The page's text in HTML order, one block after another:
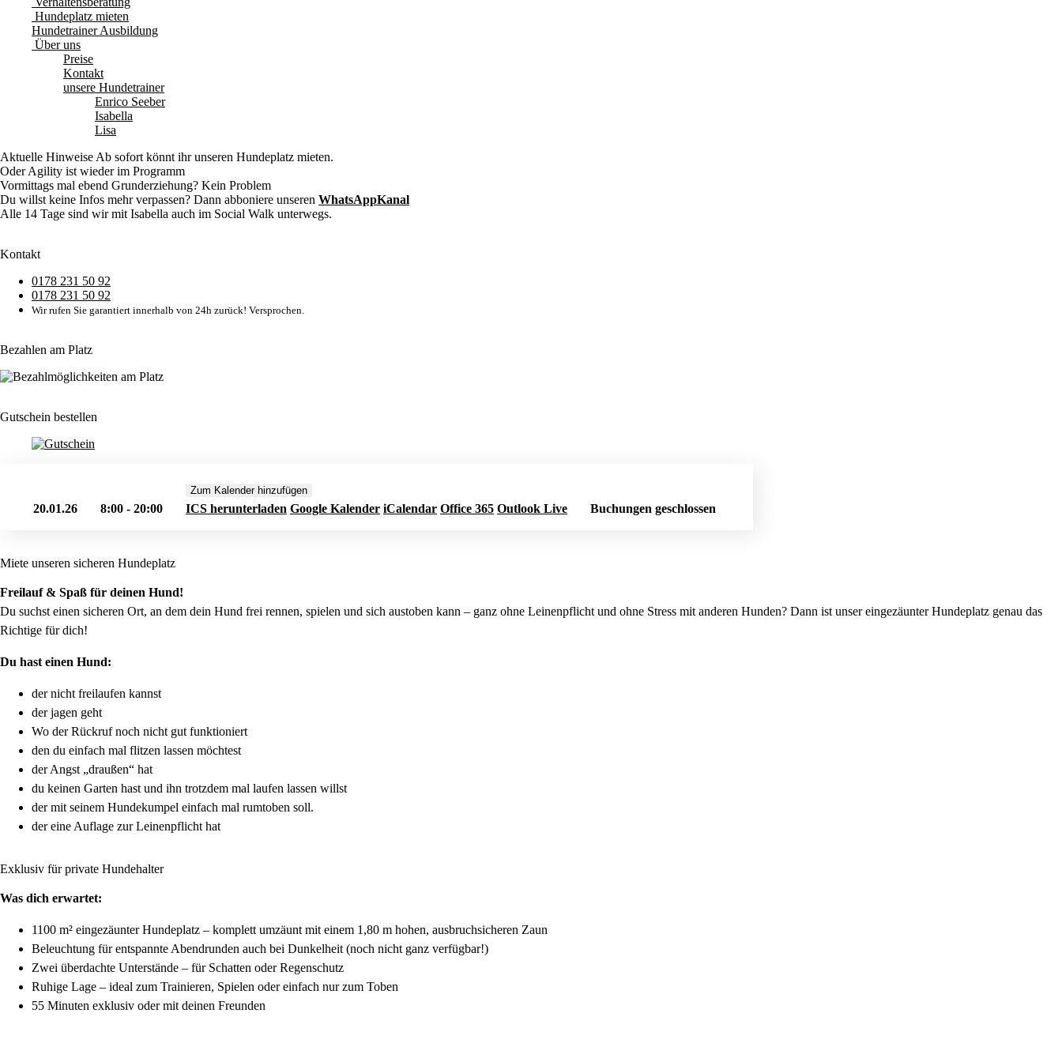
Hundeplatz mieten
Hundetrainer Ausbildung
Über uns
Preise
Kontakt
unsere Hundetrainer
Enrico Seeber
Isabella
Lisa
Aktuelle Hinweise Ab sofort könnt ihr unseren Hundeplatz mieten.
Oder Agility ist wieder im Programm
Vormittags mal ebend Grunderziehung? Kein Problem
Du willst keine Infos mehr verpassen? Dann abboniere unseren WhatsAppKanal
Alle 14 Tage sind wir mit Isabella auch im Social Walk unterwegs.
Kontakt
0178 231 50 92
0178 231 50 92
Wir rufen Sie garantiert innerhalb von 24h zurück! Versprochen.
Bezahlen am Platz
Gutschein bestellen
20.01.26 8:00 - 20:00
Zum Kalender hinzufügen
ICS herunterladen Google Kalender iCalendar Office 365 Outlook Live Buchungen geschlossen
Miete unseren sicheren Hundeplatz
Freilauf & Spaß für deinen Hund!
Du suchst einen sicheren Ort, an dem dein Hund frei rennen, spielen und sich austoben kann – ganz ohne Leinenpflicht und ohne Stress mit anderen Hunden? Dann ist unser eingezäunter Hundeplatz genau das
Richtige für dich!
Du hast einen Hund:
der nicht freilaufen kannst
der jagen geht
Wo der Rückruf noch nicht gut funktioniert
den du einfach mal flitzen lassen möchtest
der Angst „draußen“ hat
du keinen Garten hast und ihn trotzdem mal laufen lassen willst
der mit seinem Hundekumpel einfach mal rumtoben soll.
der eine Auflage zur Leinenpflicht hat
Exklusiv für private Hundehalter
Was dich erwartet:
1100 m² eingezäunter Hundeplatz – komplett umzäunt mit einem 1,80 m hohen, ausbruchsicheren Zaun
Beleuchtung für entspannte Abendrunden auch bei Dunkelheit (noch nicht ganz verfügbar!)
Zwei überdachte Unterstände – für Schatten oder Regenschutz
Ruhige Lage – ideal zum Trainieren, Spielen oder einfach nur zum Toben
55 Minuten exklusiv oder mit deinen Freunden